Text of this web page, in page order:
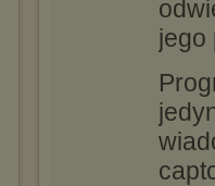
jego